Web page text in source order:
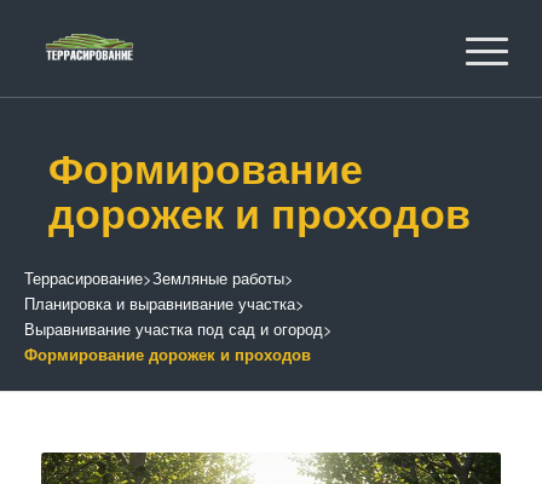
Формирование
дорожек и проходов
Террасирование>Земляные работы>
Планировка и выравнивание участка>
Выравнивание участка под сад и огород>
Формирование дорожек и проходов